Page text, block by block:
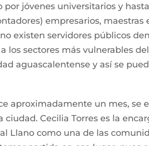
jóvenes universitarios y
empresarios, maestras
existen servidores públicos
sectores más vulnerables
aguascalentense y así se
aproximadamente un mes, se
Cecilia Torres es la
Llano como una de las